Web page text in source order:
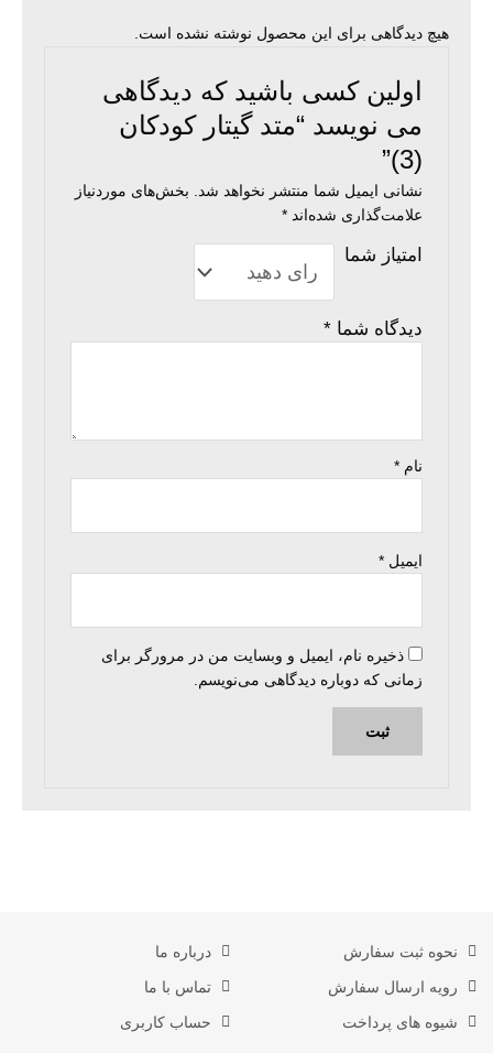
هیچ دیدگاهی برای این محصول نوشته نشده است.
اولین کسی باشید که دیدگاهی
می نویسد “متد گیتار کودکان
(3)”
نشانی ایمیل شما منتشر نخواهد شد.
بخش‌های موردنیاز
علامت‌گذاری شده‌اند*
امتیاز شما
دیدگاه شما*
نام*
ایمیل*
ذخیره نام، ایمیل و وبسایت من در مرورگر برای
زمانی که دوباره دیدگاهی می‌نویسم.
نحوه ثبت سفارش
رویه ارسال سفارش
شیوه های پرداخت
درباره ما
تماس با ما
حساب کاربری